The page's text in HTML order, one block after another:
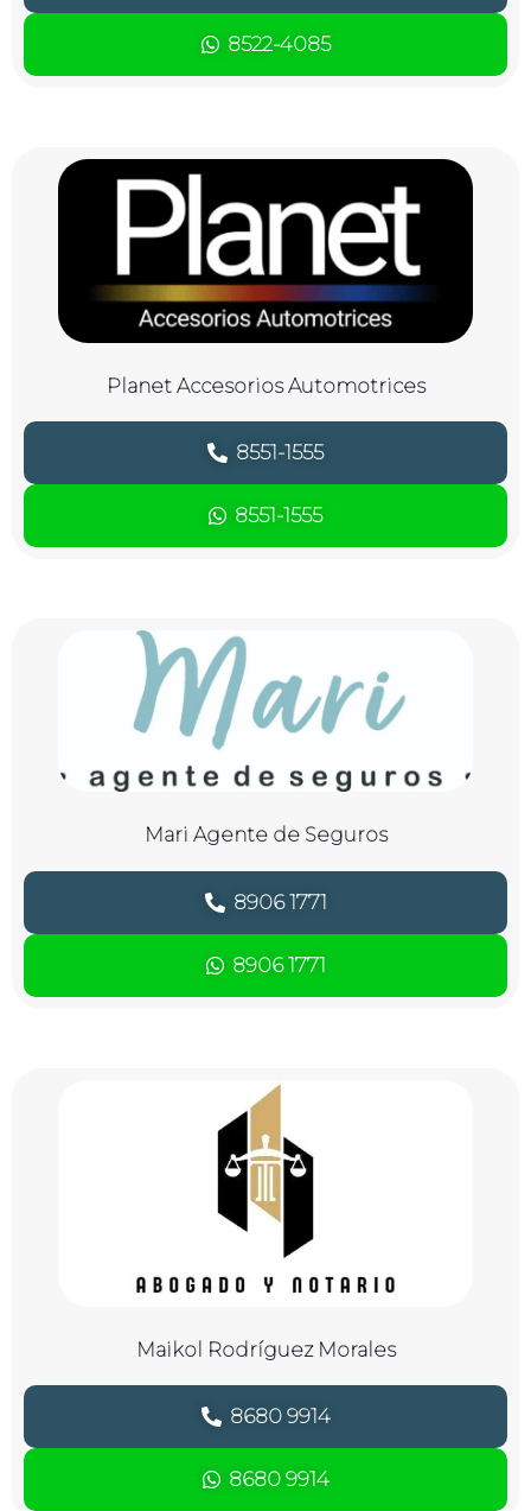
8522-4085
Planet Accesorios Automotrices
8551-1555
8551-1555
Mari Agente de Seguros
8906 1771
8906 1771
Maikol Rodríguez Morales
8680 9914
8680 9914